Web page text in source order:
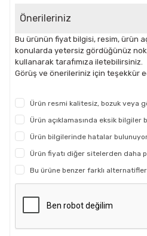
Önerileriniz
Bu ürünün fiyat bilgisi, resim, ürün
konularda yetersiz gördüğünüz
kullanarak tarafımıza iletebilirsiniz.
Görüş ve önerileriniz için teşekkür
Ürün resmi kalitesiz, bozuk veya
Ürün açıklamasında eksik bilgiler
Ürün bilgilerinde hatalar
Ürün fiyatı diğer sitelerden daha
Bu ürüne benzer farklı alternatifler